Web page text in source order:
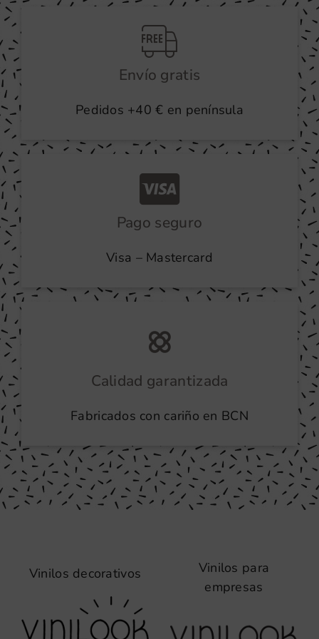
Envío gratis
Pedidos +40 € en península
Pago seguro
Visa – Mastercard
Calidad garantizada
Fabricados con cariño en BCN
Vinilos decorativos
Vinilos para
empresas